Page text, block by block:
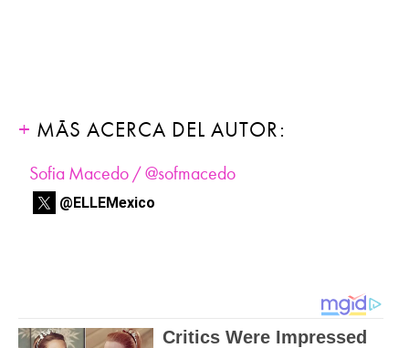
MÁS ACERCA DEL AUTOR:
Sofia Macedo / @sofmacedo
@ELLEMexico